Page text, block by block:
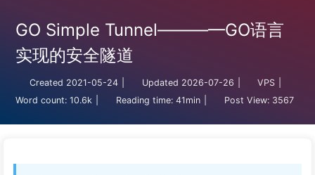
GO Simple Tunnel————GO语言
实现的安全隧道
Created 2021-05-24 Updated 2026-07-26 VPS
Word count: 10.6k Reading time: 41min Post View: 3567